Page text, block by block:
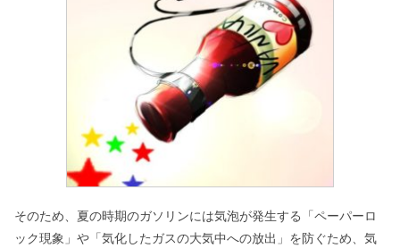
そのため、夏の時期のガソリンには気泡が発生する「ペーパーロ
ック現象」や「気化したガスの大気中への放出」を防ぐため、気